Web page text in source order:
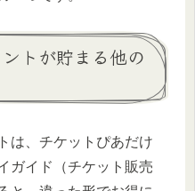
トが貯まる他の
は、チケットぴあだけ
ガイド（チケット販売